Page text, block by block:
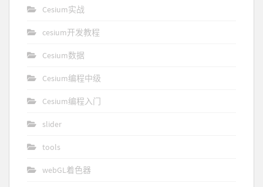
Cesium实战
cesium开发教程
Cesium数据
Cesium编程中级
Cesium编程入门
slider
tools
webGL着色器